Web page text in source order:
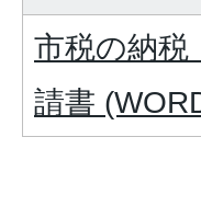
市税の納税
請書